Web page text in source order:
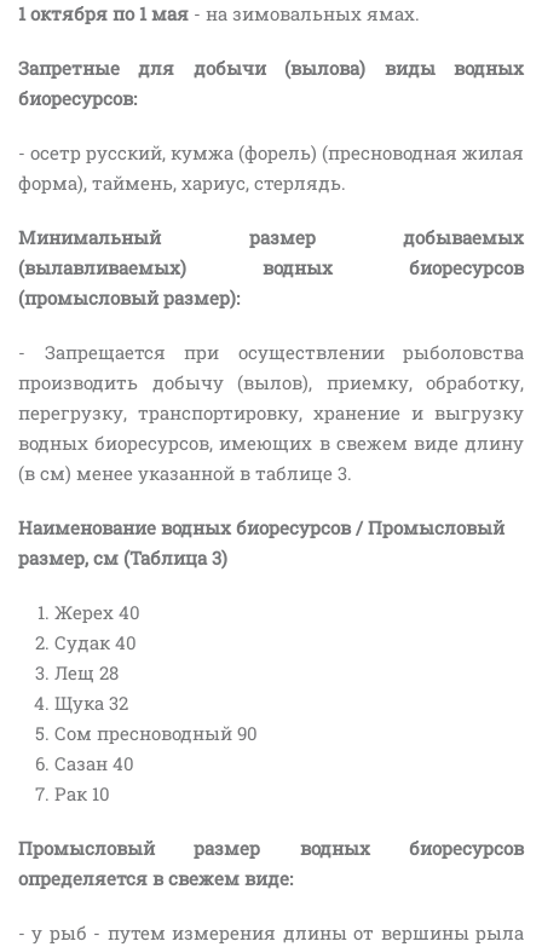
1 октября по 1 мая - на зимовальных ямах.
Запретные для добычи (вылова) виды водных
биоресурсов:
- осетр русский, кумжа (форель) (пресноводная жилая
форма), таймень, хариус, стерлядь.
Минимальный размер добываемых
(вылавливаемых) водных биоресурсов
(промысловый размер):
- Запрещается при осуществлении рыболовства
производить добычу (вылов), приемку, обработку,
перегрузку, транспортировку, хранение и выгрузку
водных биоресурсов, имеющих в свежем виде длину
(в см) менее указанной в таблице 3.
Наименование водных биоресурсов / Промысловый
размер, см (Таблица 3)
Жерех 40
Судак 40
Лещ 28
Щука 32
Сом пресноводный 90
Сазан 40
Рак 10
Промысловый размер водных биоресурсов
определяется в свежем виде:
- у рыб - путем измерения длины от вершины рыла